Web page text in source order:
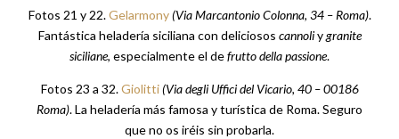
Fotos 21 y 22.Gelarmony(Via Marcantonio Colonna, 34 – Roma).
Fantástica heladería siciliana con deliciosos cannoliygranite
siciliane, especialmente el defrutto della passione.
Fotos 23 a 32.Giolitti (Via degli Uffici del Vicario, 40 – 00186
Roma). La heladería más famosa y turística de Roma. Seguro
que no os iréis sin probarla.